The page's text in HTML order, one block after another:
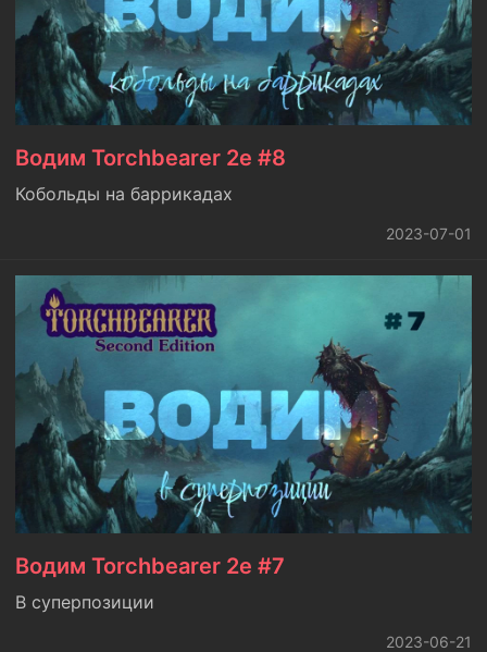
Водим Torchbearer 2e #8
Кобольды на баррикадах
2023-07-01
Водим Torchbearer 2e #7
В суперпозиции
2023-06-21